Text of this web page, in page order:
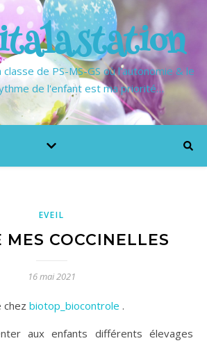
de PS-MS-GS où l'autonomie & le
de l'enfant est ma priorité…
EVEIL
MES COCCINELLES
16 mai 2021
chez biotop_biocontrole .
aux enfants différents élevages